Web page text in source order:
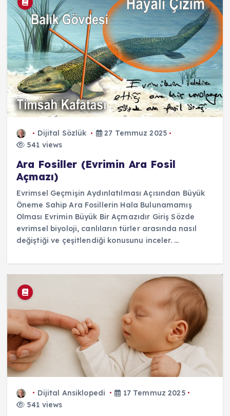
Dijital Sözlük
27 Temmuz 2025
541 views
Ara Fosiller (Evrimin Ara Fosil
Açmazı)
Evrimsel Geçmişin Aydınlatılması Açısından Büyük
Öneme Sahip Ara Fosillerin Hala Bulunamamış
Olması Evrimin Büyük Bir Açmazıdır Giriş Sözde
evrimsel biyoloji, canlıların türler arasında nasıl
değiştiği ve çeşitlendiği konusunu inceler. ...
Dijital Ansiklopedi
17 Temmuz 2025
541 views